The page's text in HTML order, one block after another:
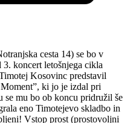
cesta 14) se bo v
koncert letošnjega cikla
Kosovinc predstavil
ki jo je izdal pri
se mu bo ob koncu pridružil še
eno Timotejevo skladbo in
Vstop prost (prostovoljni